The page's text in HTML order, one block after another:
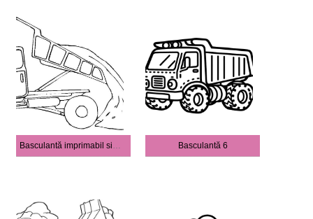
Basculantă imprimabil simplu Basculantă 6